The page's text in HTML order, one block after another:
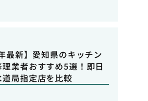
最新】愛知県のキッチン
業者おすすめ5選！即日
局指定店を比較